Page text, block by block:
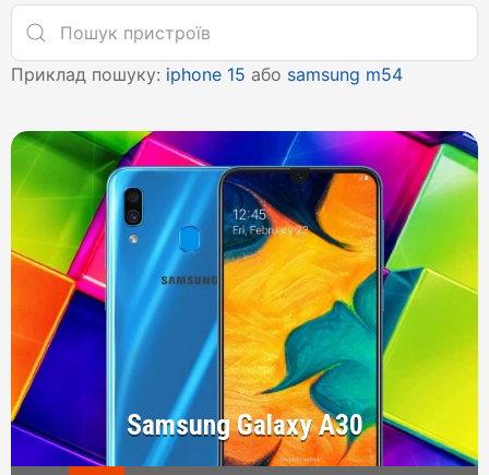
Приклад пошуку: iphone 15 або samsung m54
Samsung Galaxy A30